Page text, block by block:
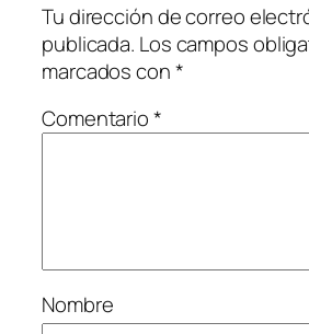
Tu dirección de correo
publicada. Los campos
marcados con*
Comentario*
Nombre